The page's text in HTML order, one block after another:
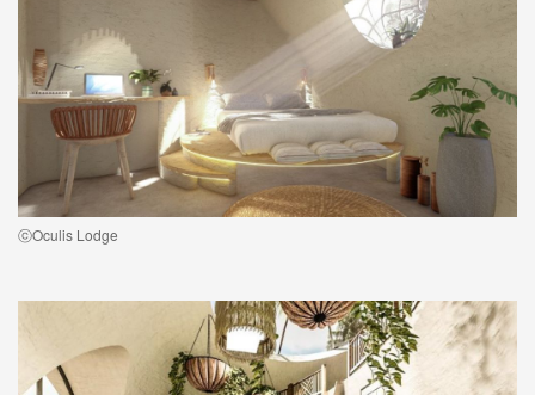
ⓒOculis Lodge